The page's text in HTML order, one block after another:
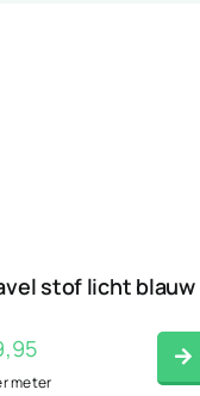
stof licht blauw
meter